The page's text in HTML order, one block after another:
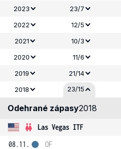
2023
23/7
2022
12/5
2021
10/3
2020
11/6
2019
21/14
2018
23/15
Odehrané zápasy2018
Las Vegas ITF
08.11.
OF